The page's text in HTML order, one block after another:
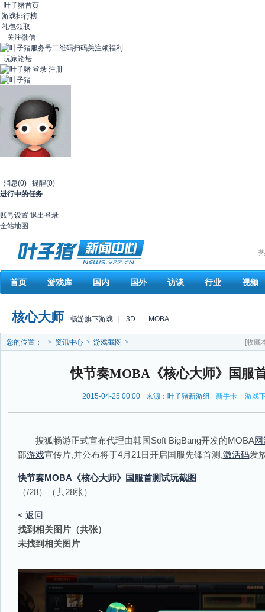
叶子猪首页
游戏排行榜
礼包领取
关注微信
扫码关注领福利
玩家论坛
登录 注册
消息(0) 提醒(0)
进行中的任务
账号设置 退出登录
全站地图
首页 游戏库 国内 国外 访谈 行业 视频
核心大师 畅游旗下游戏 3D MOBA
您的位置： > 资讯中心 > 游戏截图 > [收藏
快节奏MOBA《核心大师》国服
2015-04-25 00:00 来源：叶子猪新游组 新手卡 游戏
搜狐畅游正式宣布代理由韩国Soft BigBang开发的MOBA网
部游戏宣传片,并公布将于4月21日开启国服先锋首测,激活码发
快节奏MOBA《核心大师》国服首测试玩截图
（/28） （共28张）
< 返回
找到相关图片（共张）
未找到相关图片